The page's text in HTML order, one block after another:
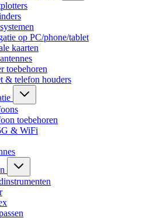
op PC/phone/tablet
kaarten
toebehoren
& telefon houders
toebehoren
& WiFi